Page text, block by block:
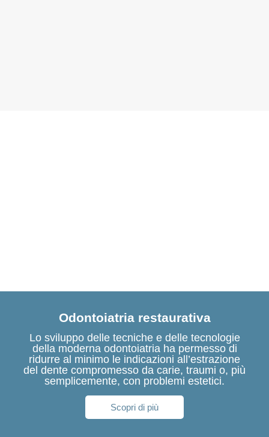
Odontoiatria restaurativa
Lo sviluppo delle tecniche e delle tecnologie
della moderna odontoiatria ha permesso di
ridurre al minimo le indicazioni all’estrazione
del dente compromesso da carie, traumi o, più
semplicemente, con problemi estetici.
Scopri di più